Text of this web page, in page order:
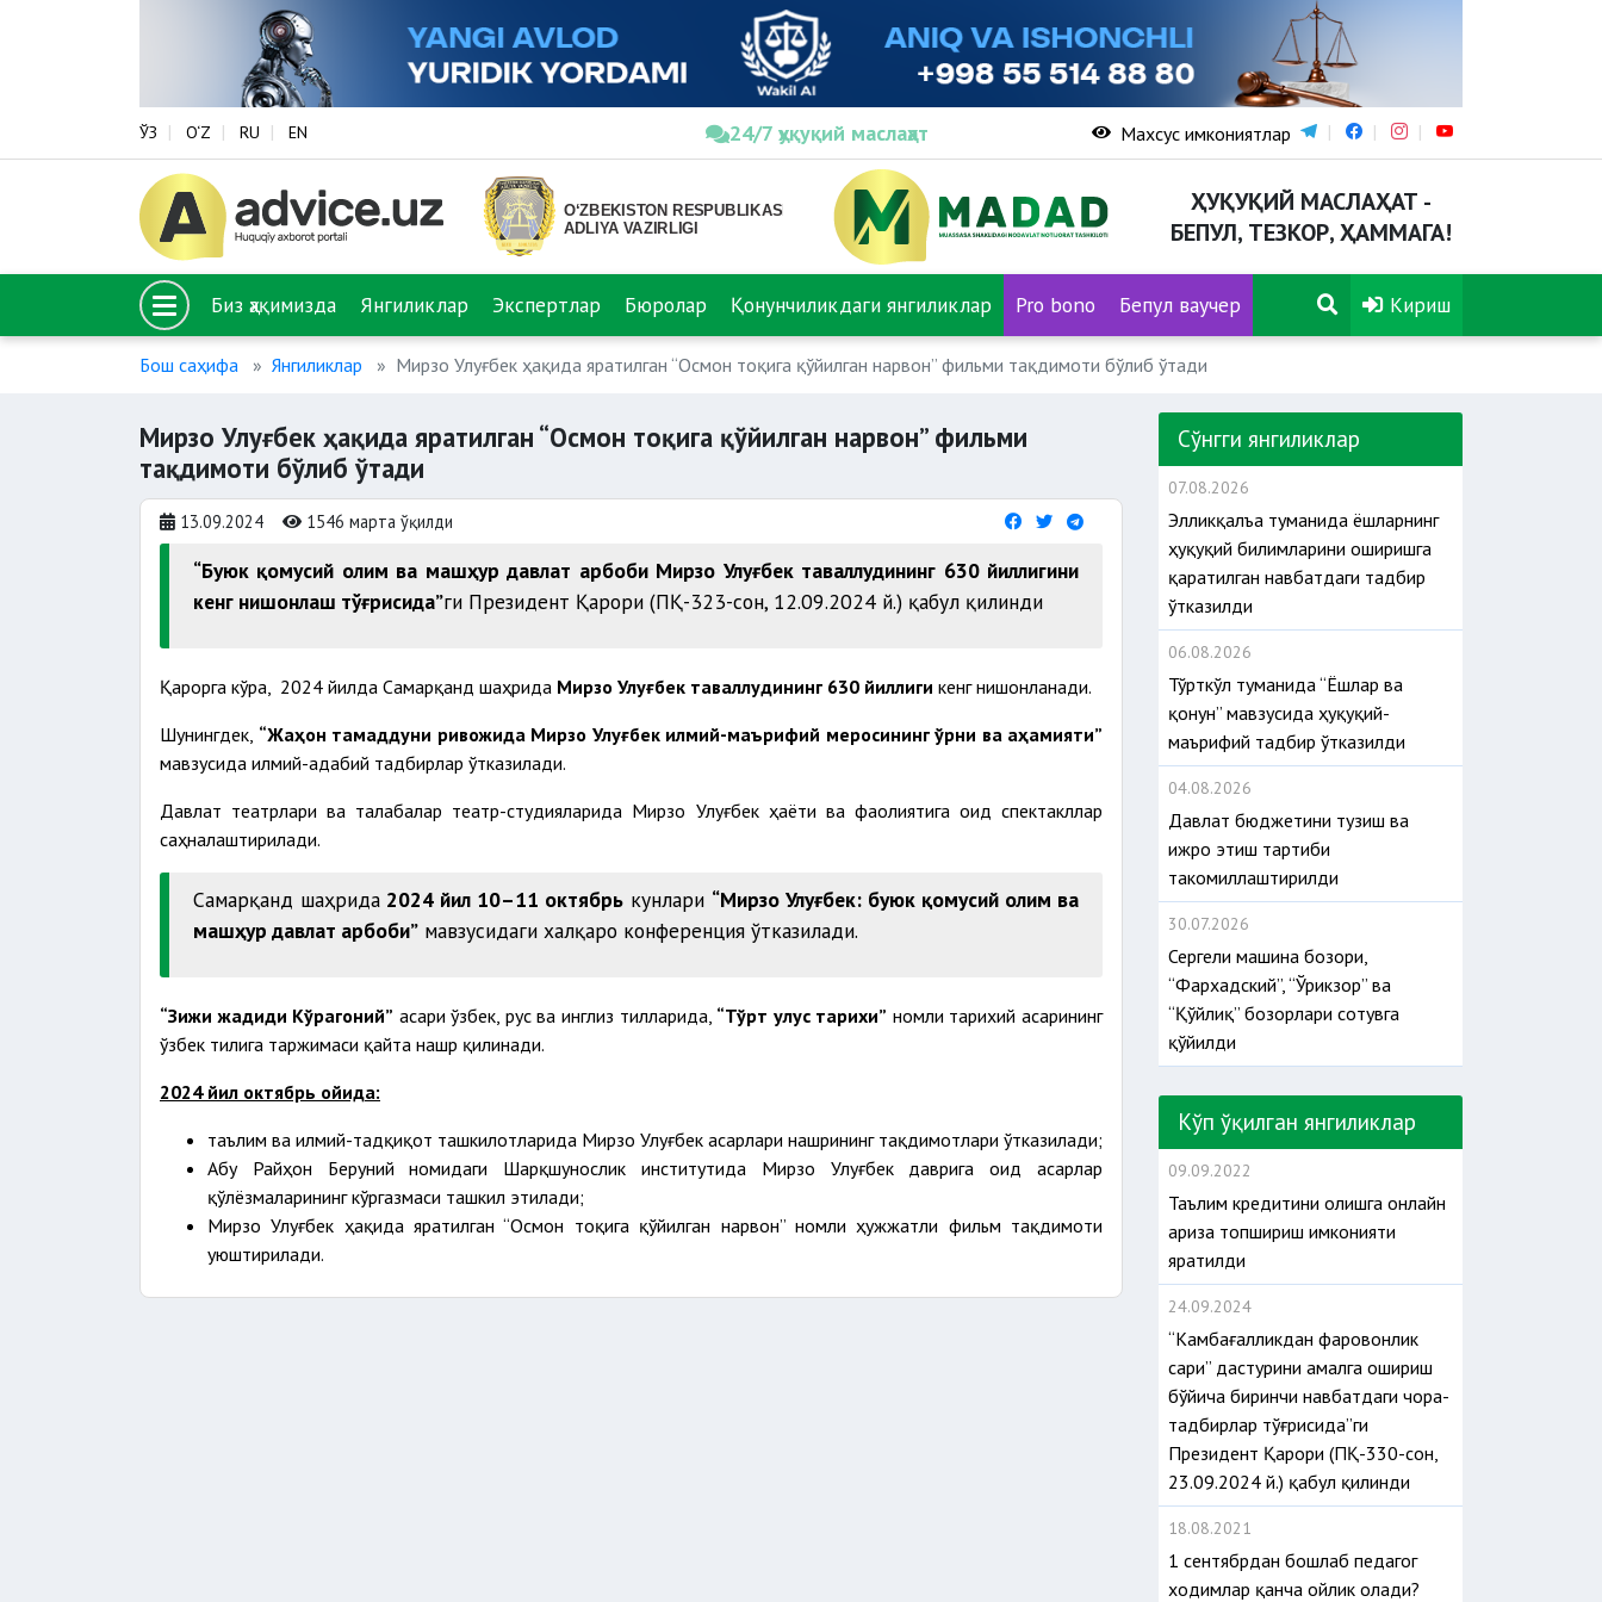
ЎЗ O‘Z RU EN 24/7 ҳуқуқий маслаҳат Махсус имкониятлар
ҲУҚУҚИЙ МАСЛАҲАТ -
БЕПУЛ, ТЕЗКОР, ҲАММАГА!
Биз ҳақимизда Янгиликлар Экспертлар Бюролар Қонунчиликдаги янгиликлар Pro bono Бепул ваучер Кириш
Бош саҳифа Янгиликлар Мирзо Улуғбек ҳақида яратилган “Осмон тоқига қўйилган нарвон” фильми тақдимоти бўлиб ўтади
Мирзо Улуғбек ҳақида яратилган “Осмон тоқига қўйилган нарвон” фильми
тақдимоти бўлиб ўтади
13.09.2024 1546 марта ўқилди
“Буюк қомусий олим ва машҳур давлат арбоби Мирзо Улуғбек таваллудининг 630 йиллигини
кенг нишонлаш тўғрисида”ги Президент Қарори (ПҚ-323-сон, 12.09.2024 й.) қабул қилинди
Қарорга кўра, 2024 йилда Самарқанд шаҳрида Мирзо Улуғбек таваллудининг 630 йиллиги кенг нишонланади.
Шунингдек, “Жаҳон тамаддуни ривожида Мирзо Улуғбек илмий-маърифий меросининг ўрни ва аҳамияти”
мавзусида илмий-адабий тадбирлар ўтказилади.
Давлат театрлари ва талабалар театр-студияларида Мирзо Улуғбек ҳаёти ва фаолиятига оид спектакллар
саҳналаштирилади.
Самарқанд шаҳрида 2024 йил 10–11 октябрь кунлари “Мирзо Улуғбек: буюк қомусий олим ва
машҳур давлат арбоби” мавзусидаги халқаро конференция ўтказилади.
“Зижи жадиди Кўрагоний” асари ўзбек, рус ва инглиз тилларида, “Тўрт улус тарихи” номли тарихий асарининг
ўзбек тилига таржимаси қайта нашр қилинади.
2024 йил октябрь ойида:
таълим ва илмий-тадқиқот ташкилотларида Мирзо Улуғбек асарлари нашрининг тақдимотлари ўтказилади;
Абу Райҳон Беруний номидаги Шарқшунослик институтида Мирзо Улуғбек даврига оид асарлар
қўлёзмаларининг кўргазмаси ташкил этилади;
Мирзо Улуғбек ҳақида яратилган “Осмон тоқига қўйилган нарвон” номли ҳужжатли фильм тақдимоти
уюштирилади.
Сўнгги янгиликлар
07.08.2026
Элликқалъа туманида ёшларнинг
ҳуқуқий билимларини оширишга
қаратилган навбатдаги тадбир
ўтказилди
06.08.2026
Тўрткўл туманида “Ёшлар ва
қонун” мавзусида ҳуқуқий-
маърифий тадбир ўтказилди
04.08.2026
Давлат бюджетини тузиш ва
ижро этиш тартиби
такомиллаштирилди
30.07.2026
Сергели машина бозори,
“Фархадский”, “Ўрикзор” ва
“Қўйлиқ” бозорлари сотувга
қўйилди
Кўп ўқилган янгиликлар
09.09.2022
Таълим кредитини олишга онлайн
ариза топшириш имконияти
яратилди
24.09.2024
“Камбағалликдан фаровонлик
сари” дастурини амалга ошириш
бўйича биринчи навбатдаги чора-
тадбирлар тўғрисида”ги
Президент Қарори (ПҚ-330-сон,
23.09.2024 й.) қабул қилинди
18.08.2021
1 сентябрдан бошлаб педагог
ходимлар қанча ойлик олади?